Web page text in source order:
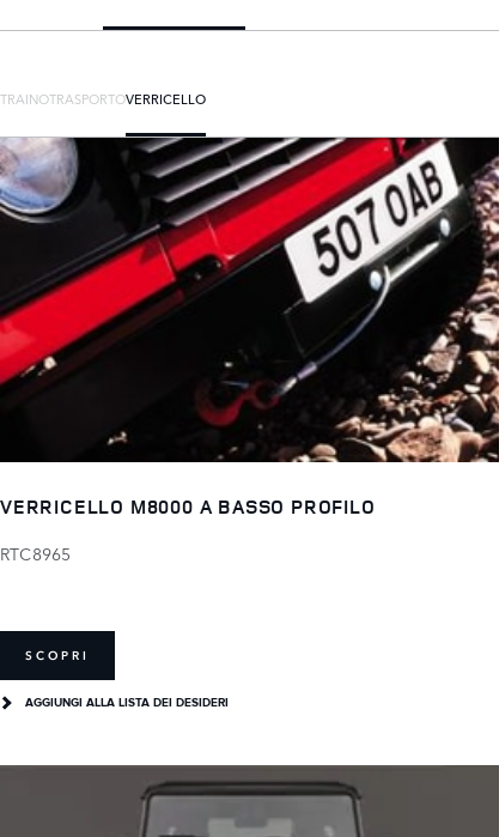
TRAINOTRASPORTOVERRICELLO
VERRICELLO M8000 A BASSO PROFILO
RTC8965
SCOPRI
AGGIUNGI ALLA LISTA DEI DESIDERI